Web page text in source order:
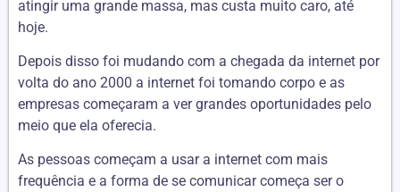
atingir uma grande massa, mas custa muito caro, até
hoje.
Depois disso foi mudando com a chegada da internet por
volta do ano 2000 a internet foi tomando corpo e as
empresas começaram a ver grandes oportunidades pelo
meio que ela oferecia.
As pessoas começam a usar a internet com mais
frequência e a forma de se comunicar começa ser o